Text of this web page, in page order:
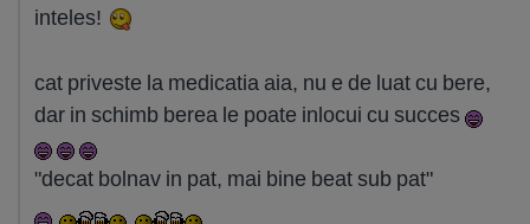
inteles!
cat priveste la medicatia aia, nu e de luat cu bere,
dar in schimb berea le poate inlocui cu succes
"decat bolnav in pat, mai bine beat sub pat"